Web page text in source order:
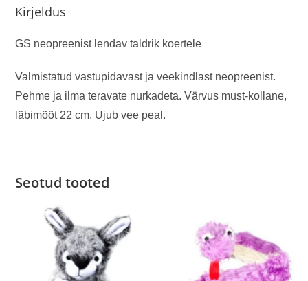
Kirjeldus
GS neopreenist lendav taldrik koertele
Valmistatud vastupidavast ja veekindlast neopreenist.
Pehme ja ilma teravate nurkadeta. Värvus must-kollane,
läbimõõt 22 cm. Ujub vee peal.
Seotud tooted